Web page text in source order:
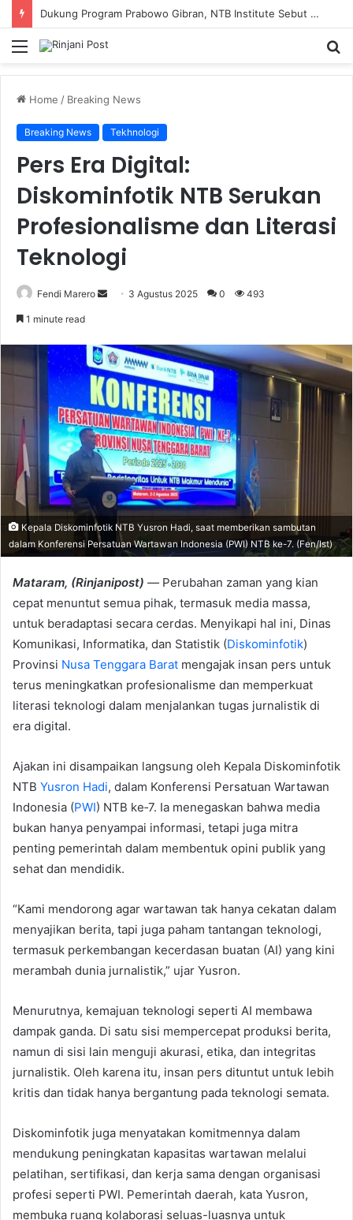
Dukung Program Prabowo Gibran, NTB Institute Sebut MBG dan Kopdes Solusi Percepatan Pembangunan Daerah 3T
Menu
Home / Breaking News
Breaking News Tekhnologi
Pers Era Digital:
Diskominfotik NTB Serukan
Profesionalisme dan Literasi
Teknologi
Fendi Marero
Send3 Agustus 2025 0 493
1 minute read
Kepala Diskominfotik NTB Yusron Hadi, saat memberikan sambutan
dalam Konferensi Persatuan Wartawan Indonesia (PWI) NTB ke-7. (Fen/Ist)
Mataram, (Rinjanipost) — Perubahan zaman yang kian
cepat menuntut semua pihak, termasuk media massa,
untuk beradaptasi secara cerdas. Menyikapi hal ini, Dinas
Komunikasi, Informatika, dan Statistik (Diskominfotik)
Provinsi Nusa Tenggara Barat mengajak insan pers untuk
terus meningkatkan profesionalisme dan memperkuat
literasi teknologi dalam menjalankan tugas jurnalistik di
era digital.
Ajakan ini disampaikan langsung oleh Kepala Diskominfotik
NTB Yusron Hadi, dalam Konferensi Persatuan Wartawan
Indonesia (PWI) NTB ke‑7. Ia menegaskan bahwa media
bukan hanya penyampai informasi, tetapi juga mitra
penting pemerintah dalam membentuk opini publik yang
sehat dan mendidik.
“Kami mendorong agar wartawan tak hanya cekatan dalam
menyajikan berita, tapi juga paham tantangan teknologi,
termasuk perkembangan kecerdasan buatan (AI) yang kini
merambah dunia jurnalistik,” ujar Yusron.
Menurutnya, kemajuan teknologi seperti AI membawa
dampak ganda. Di satu sisi mempercepat produksi berita,
namun di sisi lain menguji akurasi, etika, dan integritas
jurnalistik. Oleh karena itu, insan pers dituntut untuk lebih
kritis dan tidak hanya bergantung pada teknologi semata.
Diskominfotik juga menyatakan komitmennya dalam
mendukung peningkatan kapasitas wartawan melalui
pelatihan, sertifikasi, dan kerja sama dengan organisasi
profesi seperti PWI. Pemerintah daerah, kata Yusron,
membuka ruang kolaborasi seluas-luasnya untuk